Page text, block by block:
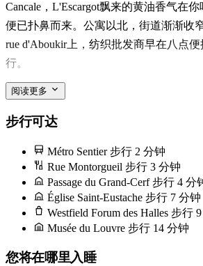
For a couple, or two friends with a third on
remember the window thrown open at dusk,
quartier settling in for the evening.
Cancale，L'Escargot飘来的黄油香气在
便已扑鼻而来。公寓以北，街道渐渐收
rue d'Aboukir上，纺织批发商早在八点
行。
清晨时分，不必排那条游客长队，径直去
Terroirs d'Avenir——三间小店（面包、蔬
吃。若想坐下来，rue Bachaumont上Café
十一点前后正好迎着光。
阅读更多
步行可达
Métro Sentier 步行 2 分钟
Rue Montorgueil 步行 3 分钟
Passage du Grand-Cerf 步行 4 分
Église Saint-Eustache 步行 7 分钟
Westfield Forum des Halles 步行
Musée du Louvre 步行 14 分钟
您将在哪里入睡